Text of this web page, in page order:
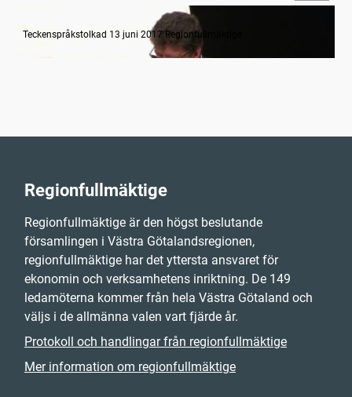
Budget VGR - Övergripande regionutvecklingsdebatt
Teckenspråkstolkad 13 juni 2017 Regionfullmäktige
Regionfullmäktige
Regionfullmäktige är den högst beslutande
församlingen i Västra Götalandsregionen,
regionfullmäktige har det yttersta ansvaret för
ekonomin och verksamhetens inriktning. De 149
ledamöterna kommer från hela Västra Götaland och
väljs i de allmänna valen vart fjärde år.
Protokoll och handlingar från regionfullmäktige
Mer information om regionfullmäktige